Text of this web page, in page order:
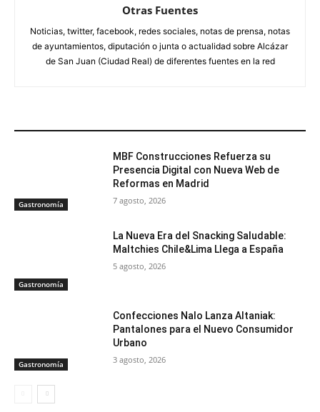
Otras Fuentes
Noticias, twitter, facebook, redes sociales, notas de prensa, notas
de ayuntamientos, diputación o junta o actualidad sobre Alcázar
de San Juan (Ciudad Real) de diferentes fuentes en la red
Gastronomía
MBF Construcciones Refuerza su
Presencia Digital con Nueva Web de
Reformas en Madrid
7 agosto, 2026
Gastronomía
La Nueva Era del Snacking Saludable:
Maltchies Chile&Lima Llega a España
5 agosto, 2026
Gastronomía
Confecciones Nalo Lanza Altaniak:
Pantalones para el Nuevo Consumidor
Urbano
3 agosto, 2026